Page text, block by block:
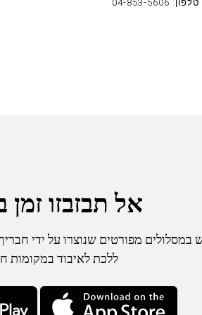
טלפון: 04-853-5606
אל תבזבזו זמן
מפורטים שנוצרו על ידי
ללכת לאיבוד במקומות